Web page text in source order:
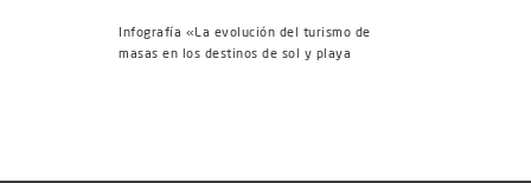
Infografía «La evolución del turismo de
masas en los destinos de sol y playa